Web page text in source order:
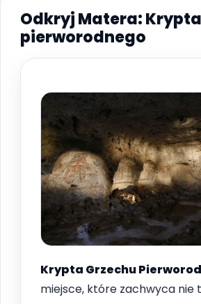
Odkryj Matera:
pierworodnego
Krypta Grzechu
miejsce, które zachwyca nie